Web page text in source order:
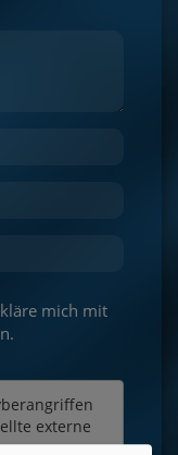
mich mit
externe